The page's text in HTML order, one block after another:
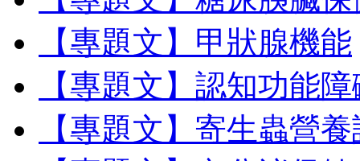
【專題文】甲狀腺機能
【專題文】認知功能
【專題文】寄生蟲營